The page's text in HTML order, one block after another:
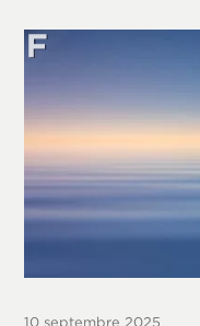
10 septembre 2025